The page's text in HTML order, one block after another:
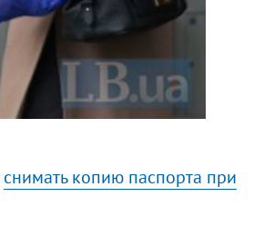
снимать копию паспорта при